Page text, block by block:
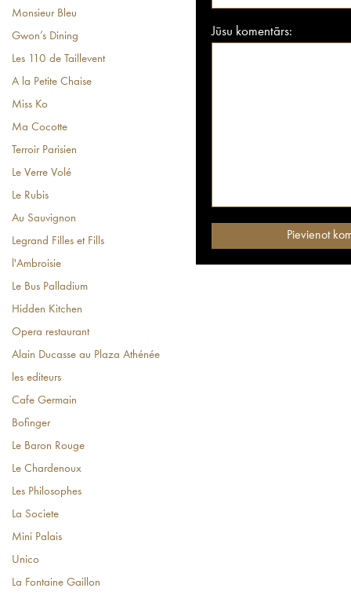
Monsieur Bleu
Gwon’s Dining
Les 110 de Taillevent
A la Petite Chaise
Miss Ko
Ma Cocotte
Terroir Parisien
Le Verre Volé
Le Rubis
Au Sauvignon
Legrand Filles et Fills
l'Ambroisie
Le Bus Palladium
Hidden Kitchen
Opera restaurant
Alain Ducasse au Plaza Athénée
les editeurs
Cafe Germain
Bofinger
Le Baron Rouge
Le Chardenoux
Les Philosophes
La Societe
Mini Palais
Unico
La Fontaine Gaillon
Jūsu komentārs: